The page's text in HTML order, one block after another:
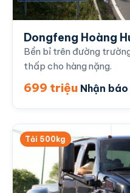
Dongfeng Hoàng
Bền bỉ trên đường
thấp cho hàng nặng.
699 triệu Nhận
Tải 500kg